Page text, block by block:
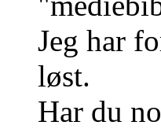
Jeg har
løst.
Har du